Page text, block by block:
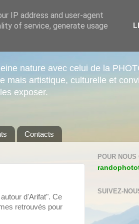
nature avec celui de la
artistique, culturelle et
exposer.
Contacts
d'Arifat". Ce
retrouvés pour
POUR NOUS
SUIVEZ-
IP address and user-agent
of service, generate usage